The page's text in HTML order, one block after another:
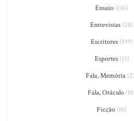
Ensaio (136)
Entrevistas (28)
Escritores(199)
Esportes(13)
Fala, Memória
Fala, Oráculo
Ficção (10)